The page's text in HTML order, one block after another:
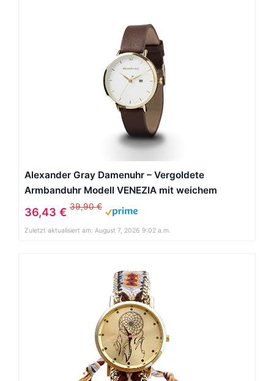
Alexander Gray Damenuhr – Vergoldete
Armbanduhr Modell VENEZIA mit weichem
Lederarmband und ultradünnem Gehäuse –
zeitloses Design für jeden Anlass
36,43 € 39,90 €
Zuletzt aktualisiert am: August 7, 2026 9:02 a.m.